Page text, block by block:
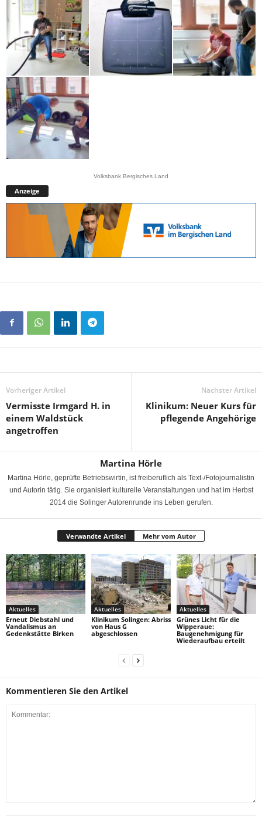
Volksbank Bergisches Land
Anzeige
Vorheriger Artikel
Vermisste Irmgard H. in
einem Waldstück
angetroffen
Nächster Artikel
Klinikum: Neuer Kurs für
pflegende Angehörige
Martina Hörle
Martina Hörle, geprüfte Betriebswirtin, ist freiberuflich als Text-/Fotojournalistin
und Autorin tätig. Sie organisiert kulturelle Veranstaltungen und hat im Herbst
2014 die Solinger Autorenrunde ins Leben gerufen.
Verwandte Artikel Mehr vom Autor
Aktuelles
Erneut Diebstahl und
Vandalismus an
Gedenkstätte Birken
Aktuelles
Klinikum Solingen: Abriss
von Haus G
abgeschlossen
Aktuelles
Grünes Licht für die
Wipperaue:
Baugenehmigung für
Wiederaufbau erteilt
Kommentieren Sie den Artikel